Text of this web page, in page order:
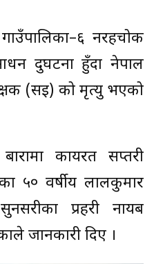
नरहचोक
दुर्घटना हुँदा नेपाल
(सई) को मृत्यु भएको
कार्यरत सप्तरी
५० वर्षीय लालकुमार
प्रहरी नायब
जानकारी दिए ।